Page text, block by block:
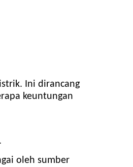
Ini dirancang
keuntungan
oleh sumber